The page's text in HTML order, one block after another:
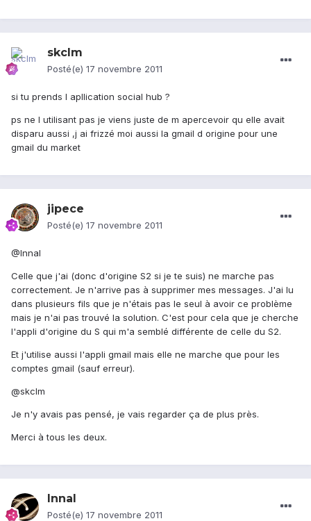
skclm
Posté(e) 17 novembre 2011
si tu prends l apllication social hub ?
ps ne l utilisant pas je viens juste de m apercevoir qu elle avait
disparu aussi ,j ai frizzé moi aussi la gmail d origine pour une
gmail du market
jipece
Posté(e) 17 novembre 2011
@Innal
Celle que j'ai (donc d'origine S2 si je te suis) ne marche pas
correctement. Je n'arrive pas à supprimer mes messages. J'ai lu
dans plusieurs fils que je n'étais pas le seul à avoir ce problème
mais je n'ai pas trouvé la solution. C'est pour cela que je cherche
l'appli d'origine du S qui m'a semblé différente de celle du S2.
Et j'utilise aussi l'appli gmail mais elle ne marche que pour les
comptes gmail (sauf erreur).
@skclm
Je n'y avais pas pensé, je vais regarder ça de plus près.
Merci à tous les deux.
Innal
Posté(e) 17 novembre 2011